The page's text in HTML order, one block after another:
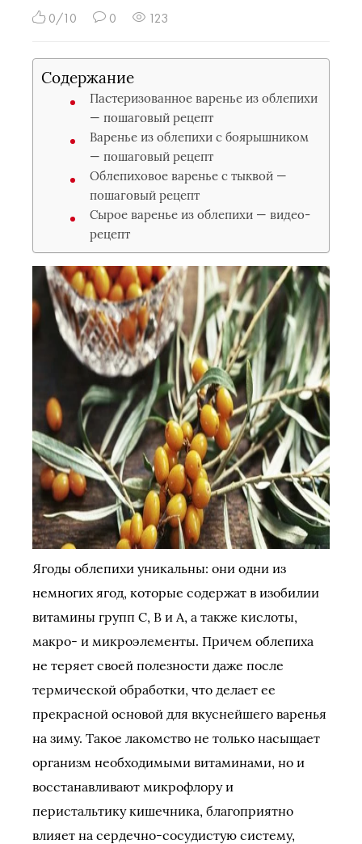
0/10 0 123
Содержание
Пастеризованное варенье из облепихи
— пошаговый рецепт
Варенье из облепихи с боярышником
— пошаговый рецепт
Облепиховое варенье с тыквой —
пошаговый рецепт
Сырое варенье из облепихи — видео-
рецепт
Ягоды облепихи уникальны: они одни из
немногих ягод, которые содержат в изобилии
витамины групп С, В и А, а также кислоты,
макро- и микроэлементы. Причем облепиха
не теряет своей полезности даже после
термической обработки, что делает ее
прекрасной основой для вкуснейшего варенья
на зиму. Такое лакомство не только насыщает
организм необходимыми витаминами, но и
восстанавливают микрофлору и
перистальтику кишечника, благоприятно
влияет на сердечно-сосудистую систему,